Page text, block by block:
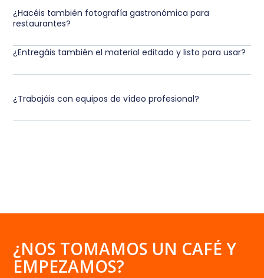
¿Hacéis también fotografía gastronómica para
restaurantes?
¿Entregáis también el material editado y listo para usar?
¿Trabajáis con equipos de vídeo profesional?
¿NOS TOMAMOS UN CAFÉ Y
EMPEZAMOS?